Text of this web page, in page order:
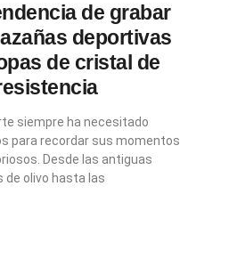
de grabar
deportivas
de cristal de
siempre ha necesitado
para recordar sus momentos
Desde las antiguas
de olivo hasta las